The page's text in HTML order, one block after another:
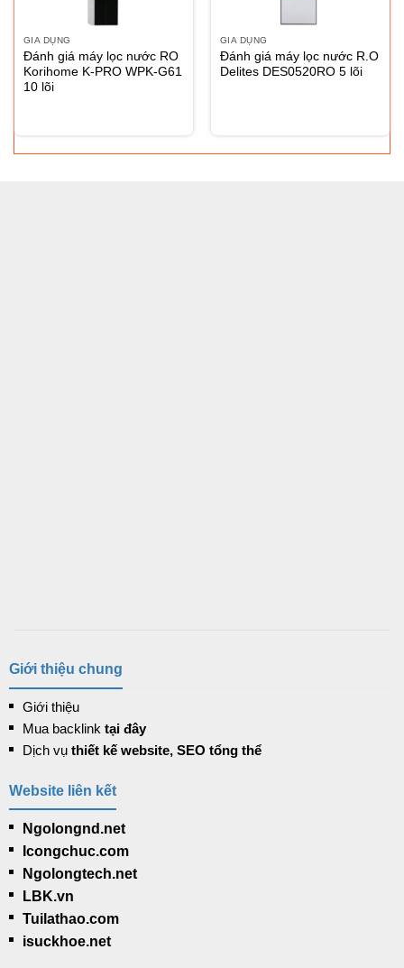
GIA DỤNG
Đánh giá máy lọc nước RO
Korihome K-PRO WPK-G61
10 lõi
GIA DỤNG
Đánh giá máy lọc nước R.O
Delites DES0520RO 5 lõi
Giới thiệu chung
Giới thiệu
Mua backlink tại đây
Dịch vụthiết kế website, SEO tổng thể
Website liên kết
Ngolongnd.net
Icongchuc.com
Ngolongtech.net
LBK.vn
Tuilathao.com
isuckhoe.net